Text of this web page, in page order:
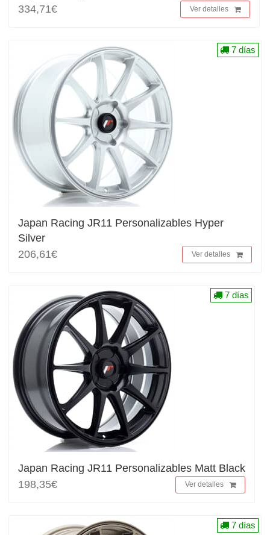
334,71€
Ver detalles
Japan Racing JR11 Personalizables Hyper
Silver
206,61€
Ver detalles
7 días
Japan Racing JR11 Personalizables Matt Black
198,35€
Ver detalles
7 días
7 días